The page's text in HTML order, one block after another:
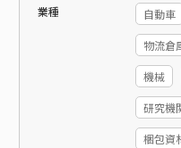
業種 自動車
物流倉
機械
研究機
梱包資